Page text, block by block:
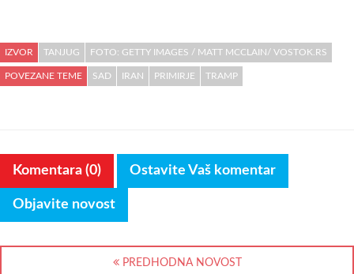
IZVOR TANJUG FOTO: GETTY IMAGES / MATT MCCLAIN/ VOSTOK.RS
POVEZANE TEME SAD IRAN PRIMIRJE TRAMP
Komentara (0) Ostavite Vaš komentar
Objavite novost
PREDHODNA NOVOST